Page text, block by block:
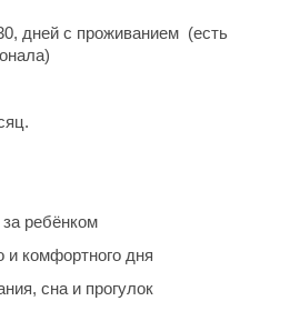
дней с проживанием (есть
ребёнком
и комфортного дня
сна и прогулок